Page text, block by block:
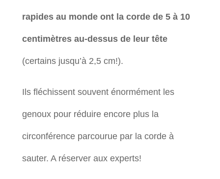
rapides au monde ont la corde de 5 à 10
centimètres au-dessus de leur tête
(certains jusqu’à 2,5 cm!).
Ils fléchissent souvent énormément les
genoux pour réduire encore plus la
circonférence parcourue par la corde à
sauter. A réserver aux experts!